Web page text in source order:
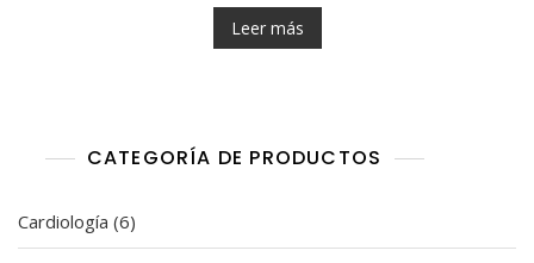
a
l
o
r
Leer más
CATEGORÍA DE PRODUCTOS
Cardiología 66
productos